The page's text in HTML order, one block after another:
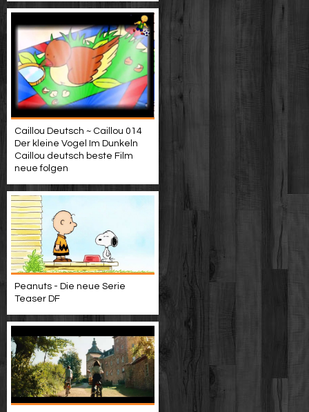
Caillou Deutsch ~ Caillou 014
Der kleine Vogel Im Dunkeln
Caillou deutsch beste Film
neue folgen
Peanuts - Die neue Serie
Teaser DF